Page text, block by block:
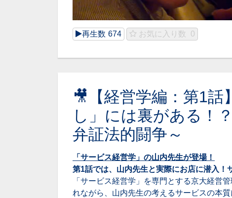
再生数 674 お気に入り数 0
🎥【経営学編：第1
し」には裏がある！
弁証法的闘争～
「サービス経営学」の山内先生が登場！
第1話では、山内先生と実際にお店に潜入！
「サービス経営学」を専門とする京大経営
れながら、山内先生の考えるサービスの本質